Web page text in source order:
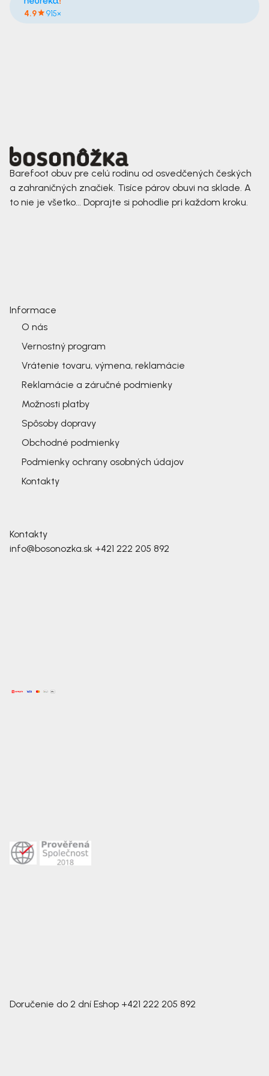
4.9 915×
Barefoot obuv pre celú rodinu od osvedčených českých
a zahraničných značiek. Tisíce párov obuvi na sklade. A
to nie je všetko... Doprajte si pohodlie pri každom kroku.
Informace
O nás
Vernostný program
Vrátenie tovaru, výmena, reklamácie
Reklamácie a záručné podmienky
Možnosti platby
Spôsoby dopravy
Obchodné podmienky
Podmienky ochrany osobných údajov
Kontakty
Kontakty
info@bosonozka.sk +421 222 205 892
Doručenie do 2 dní Eshop +421 222 205 892